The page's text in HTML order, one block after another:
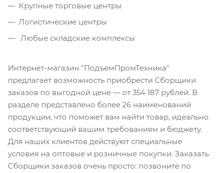
Крупные торговые центры
Логистические центры
Любые складские комплексы
Интернет-магазин "ПодъемПромТехника"
предлагает возможность приобрести Сборщики
заказов по выгодной цене — от 354 187 рублей. В
разделе представлено более 26 наименований
продукции, что поможет вам найти товар, идеально
соответствующий вашим требованиям и бюджету.
Для наших клиентов действуют специальные
условия на оптовые и розничные покупки. Заказать
Сборщики заказов очень просто: позвоните по